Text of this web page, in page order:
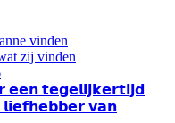
vinden
zij vinden
𝘁𝗲𝗴𝗲𝗹𝗶𝗷𝗸𝗲𝗿𝘁𝗶𝗷𝗱
𝘃𝗮𝗻